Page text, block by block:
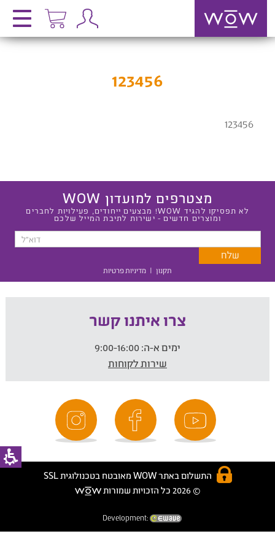
123456
123456
מצטרפים למועדון WOW
לא תפסיקו להגיד WOW! מבצעים ייחודים, פעילויות לחברים
ומוצרים חדשים - ישירות לתיבת המייל שלכם
תקנון | מדיניות פרטיות
צרו איתנו קשר
ימים א-ה:
שירות לקוחות
התשלום באתר WOW מאובטח בטכנולוגית SSL
© 2026 כל הזכויות שמורות
Development: